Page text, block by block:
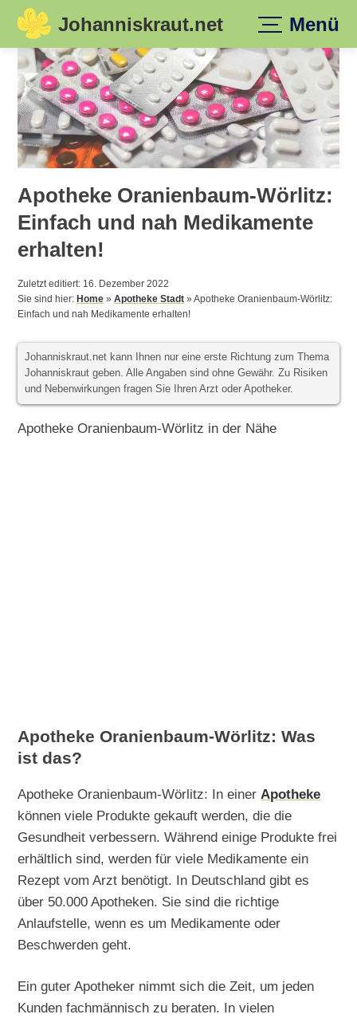
Skip
content
Johanniskraut.net Menü
Apotheke Oranienbaum-Wörlitz:
Einfach und nah Medikamente
erhalten!
Zuletzt editiert: 16. Dezember 2022
Sie sind hier:Home »Apotheke Stadt »Apotheke Oranienbaum-Wörlitz:
Einfach und nah Medikamente erhalten!
Johanniskraut.net kann Ihnen nur eine erste Richtung zum Thema
Johanniskraut geben. Alle Angaben sind ohne Gewähr. Zu Risiken
und Nebenwirkungen fragen Sie Ihren Arzt oder Apotheker.
Apotheke Oranienbaum-Wörlitz in der Nähe
Apotheke Oranienbaum-Wörlitz: Was
ist das?
Apotheke Oranienbaum-Wörlitz: In einer Apotheke
können viele Produkte gekauft werden, die die
Gesundheit verbessern. Während einige Produkte frei
erhältlich sind, werden für viele Medikamente ein
Rezept vom Arzt benötigt. In Deutschland gibt es
über 50.000 Apotheken. Sie sind die richtige
Anlaufstelle, wenn es um Medikamente oder
Beschwerden geht.
Ein guter Apotheker nimmt sich die Zeit, um jeden
Kunden fachmännisch zu beraten. In vielen